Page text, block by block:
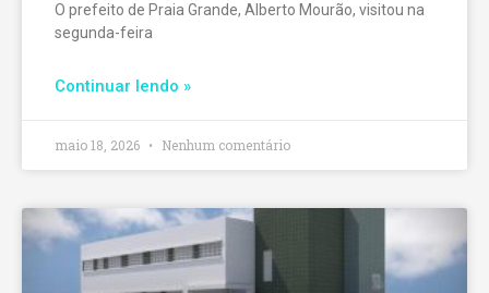
O prefeito de Praia Grande, Alberto Mourão, visitou na
segunda-feira
Continuar lendo »
maio 18, 2026 Nenhum comentário